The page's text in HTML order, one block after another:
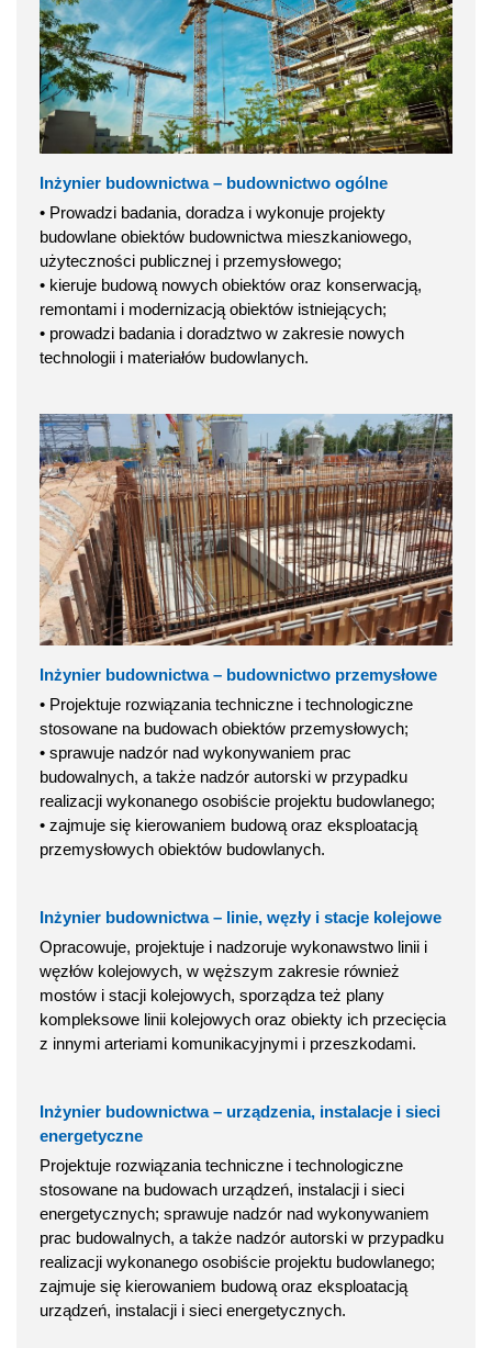
Inżynier budownictwa – budownictwo ogólne
• Prowadzi badania, doradza i wykonuje projekty
budowlane obiektów budownictwa mieszkaniowego,
użyteczności publicznej i przemysłowego;
• kieruje budową nowych obiektów oraz konserwacją,
remontami i modernizacją obiektów istniejących;
• prowadzi badania i doradztwo w zakresie nowych
technologii i materiałów budowlanych.
Inżynier budownictwa – budownictwo przemysłowe
• Projektuje rozwiązania techniczne i technologiczne
stosowane na budowach obiektów przemysłowych;
• sprawuje nadzór nad wykonywaniem prac
budowalnych, a także nadzór autorski w przypadku
realizacji wykonanego osobiście projektu budowlanego;
• zajmuje się kierowaniem budową oraz eksploatacją
przemysłowych obiektów budowlanych.
Inżynier budownictwa – linie, węzły i stacje kolejowe
Opracowuje, projektuje i nadzoruje wykonawstwo linii i
węzłów kolejowych, w węższym zakresie również
mostów i stacji kolejowych, sporządza też plany
kompleksowe linii kolejowych oraz obiekty ich przecięcia
z innymi arteriami komunikacyjnymi i przeszkodami.
Inżynier budownictwa – urządzenia, instalacje i sieci
energetyczne
Projektuje rozwiązania techniczne i technologiczne
stosowane na budowach urządzeń, instalacji i sieci
energetycznych; sprawuje nadzór nad wykonywaniem
prac budowalnych, a także nadzór autorski w przypadku
realizacji wykonanego osobiście projektu budowlanego;
zajmuje się kierowaniem budową oraz eksploatacją
urządzeń, instalacji i sieci energetycznych.